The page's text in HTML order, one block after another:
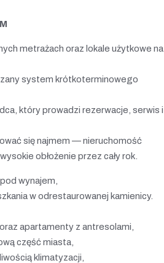
metrażach oraz lokale użytkowe na
system krótkoterminowego
który prowadzi rezerwacje, serwis i
się najmem — nieruchomość
obłożenie przez cały rok.
wynajem,
w odrestaurowanej kamienicy.
apartamenty z antresolami,
część miasta,
klimatyzacji,